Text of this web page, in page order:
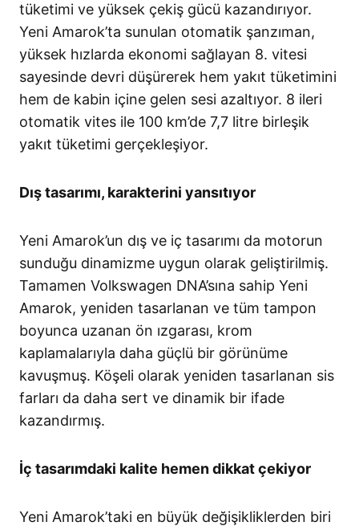
tüketimi ve yüksek çekiş gücü kazandırıyor.
Yeni Amarok’ta sunulan otomatik şanzıman,
yüksek hızlarda ekonomi sağlayan 8. vitesi
sayesinde devri düşürerek hem yakıt tüketimini
hem de kabin içine gelen sesi azaltıyor. 8 ileri
otomatik vites ile 100 km’de 7,7 litre birleşik
yakıt tüketimi gerçekleşiyor.
Dış tasarımı, karakterini yansıtıyor
Yeni Amarok’un dış ve iç tasarımı da motorun
sunduğu dinamizme uygun olarak geliştirilmiş.
Tamamen Volkswagen DNA’sına sahip Yeni
Amarok, yeniden tasarlanan ve tüm tampon
boyunca uzanan ön ızgarası, krom
kaplamalarıyla daha güçlü bir görünüme
kavuşmuş. Köşeli olarak yeniden tasarlanan sis
farları da daha sert ve dinamik bir ifade
kazandırmış.
İç tasarımdaki kalite hemen dikkat çekiyor
Yeni Amarok’taki en büyük değişikliklerden biri